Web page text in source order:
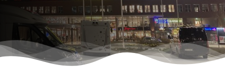
Kontakt
Newsletter